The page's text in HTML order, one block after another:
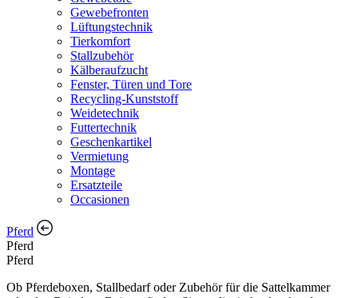
Gewebefronten
Lüftungstechnik
Tierkomfort
Stallzubehör
Kälberaufzucht
Fenster, Türen und Tore
Recycling-Kunststoff
Weidetechnik
Futtertechnik
Geschenkartikel
Vermietung
Montage
Ersatzteile
Occasionen
Pferd
Pferd
Pferd
Ob Pferdeboxen, Stallbedarf oder Zubehör für die Sattelkammer